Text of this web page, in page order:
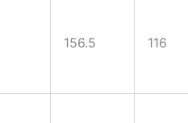
156.5 116